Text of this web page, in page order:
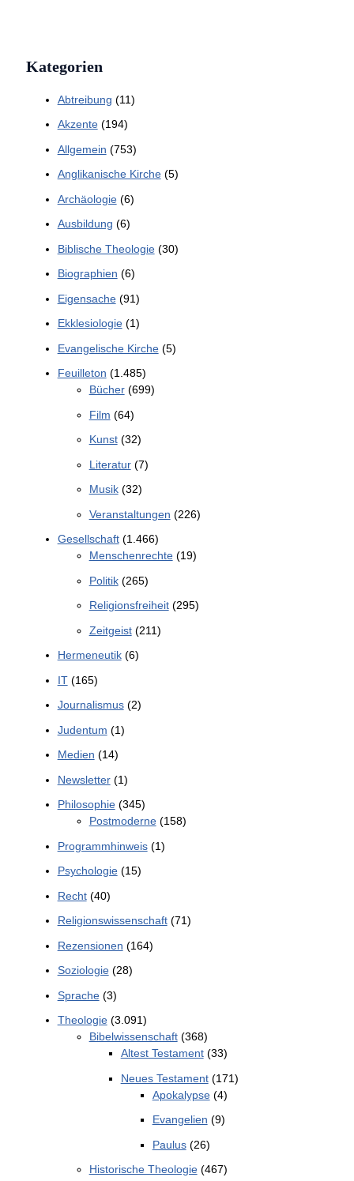
Kategorien
Abtreibung (11)
Akzente(194)
Allgemein (753)
Anglikanische Kirche(5)
Archäologie(6)
Ausbildung (6)
Biblische Theologie(30)
Biographien (6)
Eigensache(91)
Ekklesiologie(1)
Evangelische Kirche(5)
Feuilleton (1.485)
Bücher(699)
Film (64)
Kunst(32)
Literatur(7)
Musik(32)
Veranstaltungen (226)
Gesellschaft(1.466)
Menschenrechte(19)
Politik(265)
Religionsfreiheit(295)
Zeitgeist(211)
Hermeneutik(6)
IT(165)
Journalismus(2)
Judentum (1)
Medien (14)
Newsletter(1)
Philosophie(345)
Postmoderne(158)
Programmhinweis(1)
Psychologie(15)
Recht(40)
Religionswissenschaft(71)
Rezensionen (164)
Soziologie(28)
Sprache(3)
Theologie(3.091)
Bibelwissenschaft(368)
Altest Testament(33)
Neues Testament(171)
Apokalypse(4)
Evangelien (9)
Paulus(26)
Historische Theologie(467)